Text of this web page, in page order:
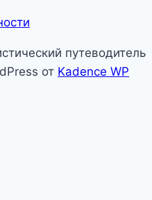
путеводитель
от Kadence WP